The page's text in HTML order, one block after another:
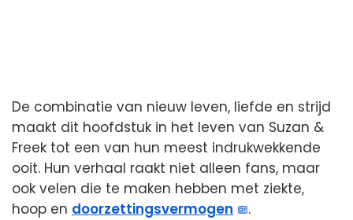
De combinatie van nieuw leven, liefde en strijd
maakt dit hoofdstuk in het leven van Suzan &
Freek tot een van hun meest indrukwekkende
ooit. Hun verhaal raakt niet alleen fans, maar
ook velen die te maken hebben met ziekte,
hoop en doorzettingsvermogen
.